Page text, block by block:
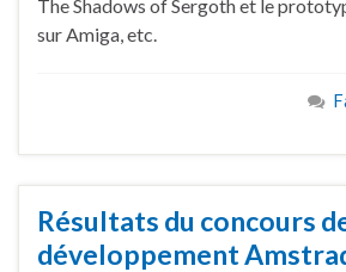
The Shadows of Sergoth et le
sur Amiga, etc.
Résultats du concours
développement